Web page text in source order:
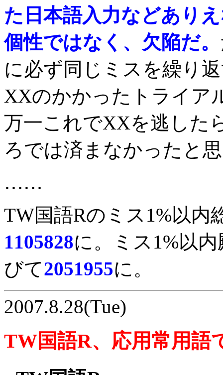
た日本語入力などあり
個性ではなく、欠陥だ。
に必ず同じミスを繰り
XXのかかったトライア
万一これでXXを逃した
ろでは済まなかったと
……
TW国語Rのミス1%以内
1105828に。ミス1%以
びて2051955に。
2007.8.28(Tue)
TW国語R、応用常用語